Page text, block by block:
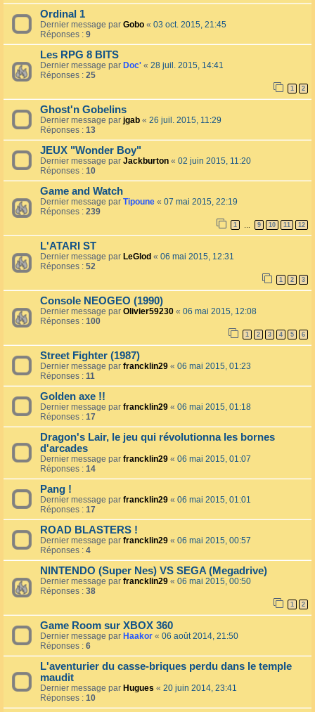
Ordinal 1
Dernier message par Gobo « 03 oct. 2015, 21:45
Réponses : 9
Les RPG 8 BITS
Dernier message par Doc' « 28 juil. 2015, 14:41
Réponses : 25
1 2
Ghost'n Gobelins
Dernier message par jgab « 26 juil. 2015, 11:29
Réponses : 13
JEUX "Wonder Boy"
Dernier message par Jackburton « 02 juin 2015, 11:20
Réponses : 10
Game and Watch
Dernier message par Tipoune « 07 mai 2015, 22:19
Réponses : 239
1 … 9 10 11 12
L'ATARI ST
Dernier message par LeGlod « 06 mai 2015, 12:31
Réponses : 52
1 2 3
Console NEOGEO (1990)
Dernier message par Olivier59230 « 06 mai 2015, 12:08
Réponses : 100
1 2 3 4 5 6
Street Fighter (1987)
Dernier message par francklin29 « 06 mai 2015, 01:23
Réponses : 11
Golden axe !!
Dernier message par francklin29 « 06 mai 2015, 01:18
Réponses : 17
Dragon's Lair, le jeu qui révolutionna les bornes
d'arcades
Dernier message par francklin29 « 06 mai 2015, 01:07
Réponses : 14
Pang !
Dernier message par francklin29 « 06 mai 2015, 01:01
Réponses : 17
ROAD BLASTERS !
Dernier message par francklin29 « 06 mai 2015, 00:57
Réponses : 4
NINTENDO (Super Nes) VS SEGA (Megadrive)
Dernier message par francklin29 « 06 mai 2015, 00:50
Réponses : 38
1 2
Game Room sur XBOX 360
Dernier message par Haakor « 06 août 2014, 21:50
Réponses : 6
L'aventurier du casse-briques perdu dans le temple
maudit
Dernier message par Hugues « 20 juin 2014, 23:41
Réponses : 10